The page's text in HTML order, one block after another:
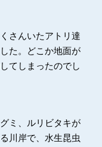
さんいたアトリ達
た。どこか地面が
てしまったのでし
ミ、ルリビタキが
川岸で、水生昆虫